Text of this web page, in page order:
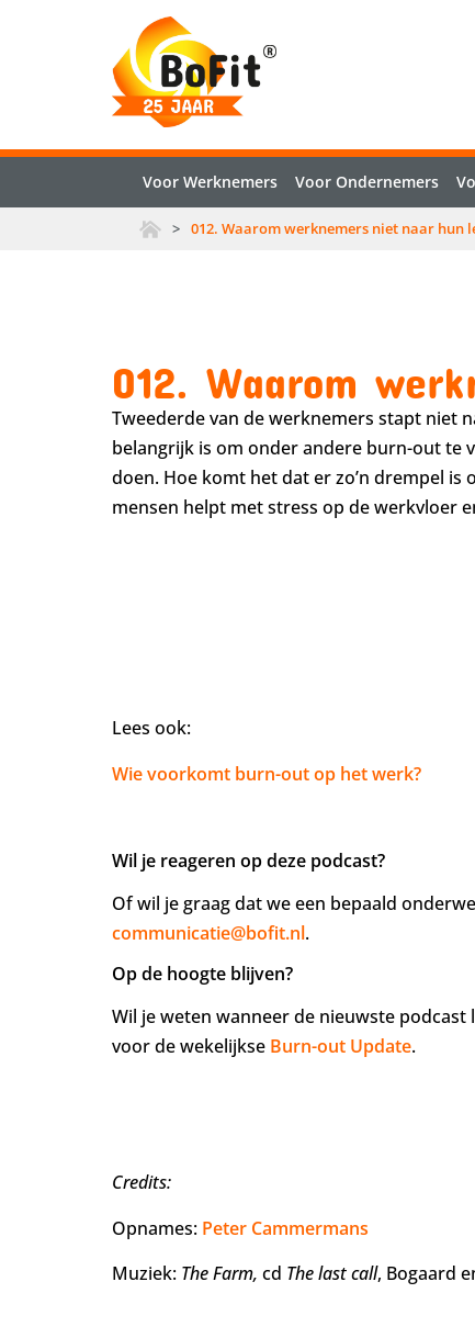
Voor Werknemers Voor Ondernemers
> 012. Waarom werknemers niet naar hun
012. Waarom
Tweederde van de werknemers stapt niet
belangrijk is om onder andere burn-out te
doen. Hoe komt het dat er zo’n drempel is
mensen helpt met stress op de werkvloer
Lees ook:
Wie voorkomt burn-out op het werk?
Wil je reageren op deze podcast?
Of wil je graag dat we een bepaald
communicatie@bofit.nl.
Op de hoogte blijven?
Wil je weten wanneer de nieuwste podcast
voor de wekelijkse Burn-out Update.
Credits:
Opnames: Peter Cammermans
Muziek: The Farm, cd The last call, Bogaard